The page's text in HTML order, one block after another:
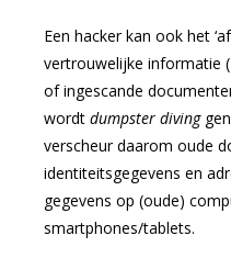
Een hacker kan ook het
vertrouwelijke informatie
of ingescande
wordt dumpster diving
verscheur daarom oude
identiteitsgegevens en
gegevens op (oude)
smartphones/tablets.